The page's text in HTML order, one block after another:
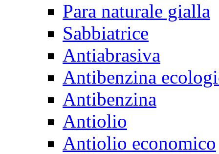
Para naturale gialla
Sabbiatrice
Antiabrasiva
Antibenzina
Antibenzina
Antiolio
Antiolio economico